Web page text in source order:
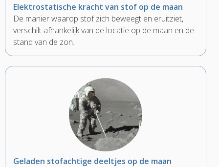
Elektrostatische kracht van stof op de maan
De manier waarop stof zich beweegt en eruitziet,
verschilt afhankelijk van de locatie op de maan en de
stand van de zon.
Geladen stofachtige deeltjes op de maan